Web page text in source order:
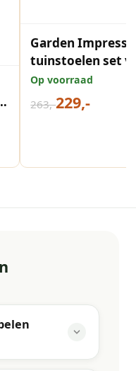
Garden
tuinstoelen set
mosgroen rope
Op voorraad
263,-229,-